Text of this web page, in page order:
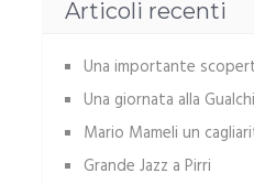
Articoli recenti
Una importante
Una giornata alla
Mario Mameli un
Grande Jazz a Pirri